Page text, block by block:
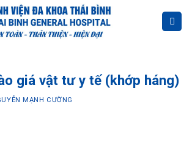
giá vật tư y tế (khớp háng)
MẠNH CƯỜNG